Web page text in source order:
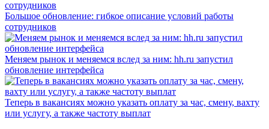
Большое обновление: гибкое описание условий работы
сотрудников
Меняем рынок и меняемся вслед за ним: hh.ru запустил
обновление интерфейса
Теперь в вакансиях можно указать оплату за час, смену, вахту
или услугу, а также частоту выплат